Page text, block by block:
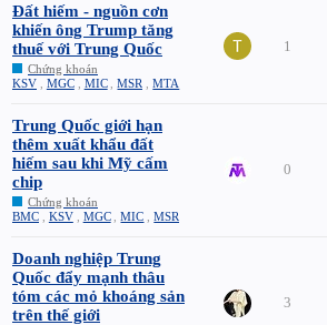
Đất hiếm - nguồn cơn
khiến ông Trump tăng
thuế với Trung Quốc
Chứng khoán
KSV
MGC MIC ,MSR ,MTA
1
Trung Quốc giới hạn
thêm xuất khẩu đất
hiếm sau khi Mỹ cấm
chip
Chứng khoán
BMC
KSV MGC ,MIC ,MSR
0
Doanh nghiệp Trung
Quốc đẩy mạnh thâu
tóm các mỏ khoáng sản
trên thế giới
3